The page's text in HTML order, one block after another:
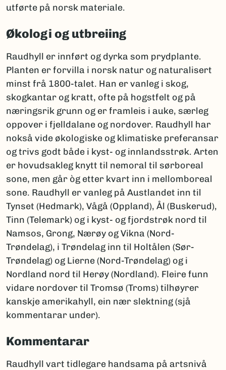
utførte på norsk materiale.
Økologi og utbreiing
Raudhyll er innført og dyrka som prydplante.
Planten er forvilla i norsk natur og naturalisert
minst frå 1800-talet. Han er vanleg i skog,
skogkantar og kratt, ofte på hogstfelt og på
næringsrik grunn og er framleis i auke, særleg
oppover i fjelldalane og nordover. Raudhyll har
nokså vide økologiske og klimatiske preferansar
og trivs godt både i kyst- og innlandsstrøk. Arten
er hovudsakleg knytt til nemoral til sørboreal
sone, men går òg etter kvart inn i mellomboreal
sone. Raudhyll er vanleg på Austlandet inn til
Tynset (Hedmark), Vågå (Oppland), Ål (Buskerud),
Tinn (Telemark) og i kyst- og fjordstrøk nord til
Namsos, Grong, Nærøy og Vikna (Nord-
Trøndelag), i Trøndelag inn til Holtålen (Sør-
Trøndelag) og Lierne (Nord-Trøndelag) og i
Nordland nord til Herøy (Nordland). Fleire funn
vidare nordover til Tromsø (Troms) tilhøyrer
kanskje amerikahyll, ein nær slektning (sjå
kommentarar under).
Kommentarar
Raudhyll vart tidlegare handsama på artsnivå